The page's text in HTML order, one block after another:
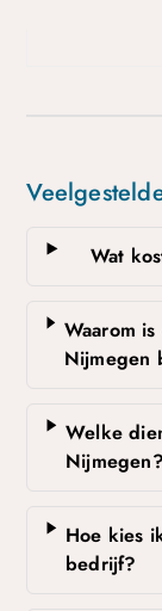
Wat
Waarom
Nijmegen
Welke
Nijmegen?
Hoe kies
bedrijf?